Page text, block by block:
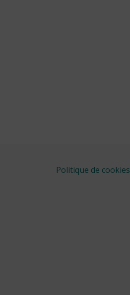
Politique de cookies